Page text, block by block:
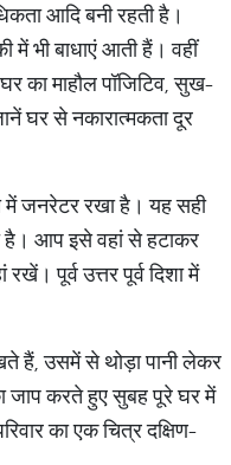
आदि बनी रहती है।
में भी बाधाएं आती हैं। वहीं
का माहौल पॉजिटिव, सुख-
घर से नकारात्मकता दूर
में जनरेटर रखा है। यह सही
है। आप इसे वहां से हटाकर
रखें। पूर्व उत्तर पूर्व दिशा में
हैं, उसमें से थोड़ा पानी लेकर
जाप करते हुए सुबह पूरे घर में
का एक चित्र दक्षिण-